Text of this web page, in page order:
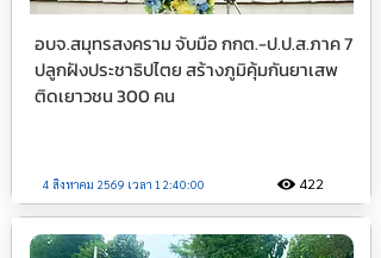
อบจ.สมุทรสงคราม จับมือ กกต.-ป.ป.ส.ภาค 7
ปลูกฝังประชาธิปไตย สร้างภูมิคุ้มกันยาเสพ
ติดเยาวชน 300 คน
4 สิงหาคม 2569 เวลา 12:40:00 422